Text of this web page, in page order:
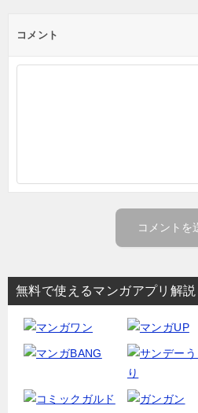
コメント
無料で使えるマンガアプリ解説